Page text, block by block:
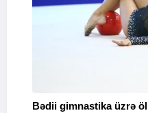
Bədii gimnastika üzrə